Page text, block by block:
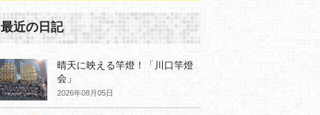
最近の日記
晴天に映える竿燈！「川口竿燈
会」
2026年08月05日